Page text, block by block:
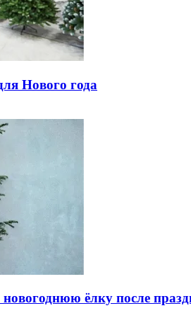
Нового года
ёлку после